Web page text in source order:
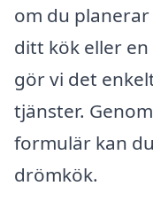
om du
ditt kök eller
gör vi det
tjänster.
formulär kan
drömkök.